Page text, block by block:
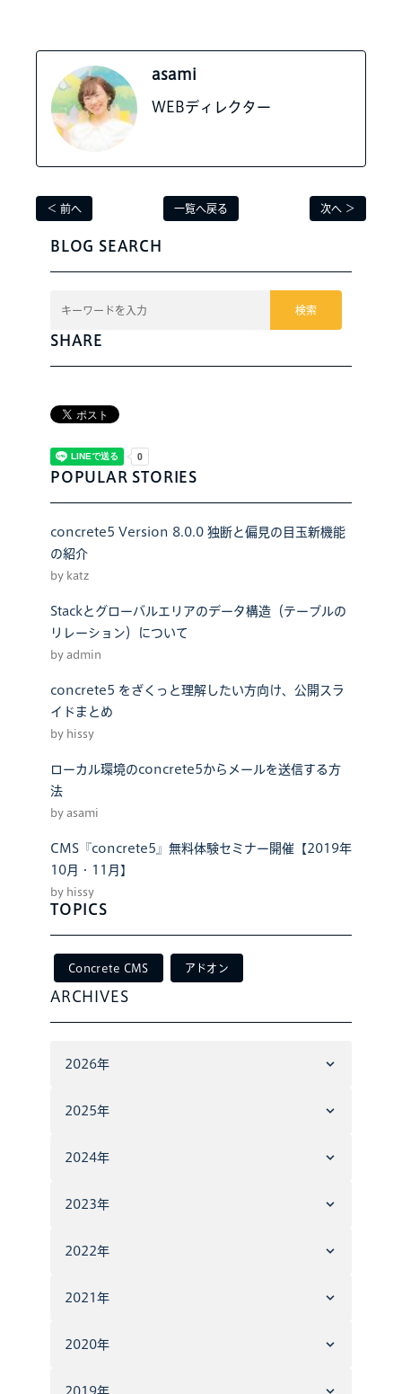
asami
WEBディレクター
＜ 前へ 一覧へ戻る 次へ ＞
BLOG SEARCH
検索
SHARE
POPULAR STORIES
concrete5 Version 8.0.0 独断と偏見の目玉新機能
の紹介
by katz
Stackとグローバルエリアのデータ構造（テーブルの
リレーション）について
by admin
concrete5 をざくっと理解したい方向け、公開スラ
イドまとめ
by hissy
ローカル環境のconcrete5からメールを送信する方
法
by asami
CMS『concrete5』無料体験セミナー開催【2019年
10月・11月】
by hissy
TOPICS
Concrete CMS アドオン
ARCHIVES
2026年
2025年
2024年
2023年
2022年
2021年
2020年